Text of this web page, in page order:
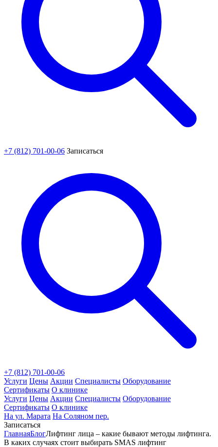
+7 (812) 701-00-06 Записаться
+7 (812) 701-00-06
Услуги Цены Акции Специалисты Оборудование
Сертификаты О клинике
Услуги Цены Акции Специалисты Оборудование
Сертификаты О клинике
На ул. Марата На Соляном пер.
Записаться
ГлавнаяБлогЛифтинг лица – какие бывают методы лифтинга.
В каких случаях стоит выбирать SMAS лифтинг